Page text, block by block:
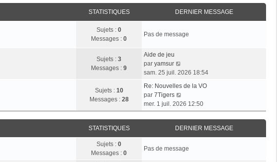
e
a
i
e
r
m
g
e
e
e
s
g
r
l
e
e
s
s
a
g
STATISTIQUES DERNIER MESSAGE
Sujets : 0
Messages : 0
Pas de message
Sujets : 3
Messages : 9
Aide de jeu
par yamsur
o
r
e
e
i
sam. 25 juil. 2026 18:54
Sujets : 10
Messages : 28
Re: Nouvelles de la VO
par 7Tigers
o
i
r
l
e
d
mer. 1 juil. 2026 12:50
STATISTIQUES DERNIER MESSAGE
Sujets : 0
Messages : 0
Pas de message